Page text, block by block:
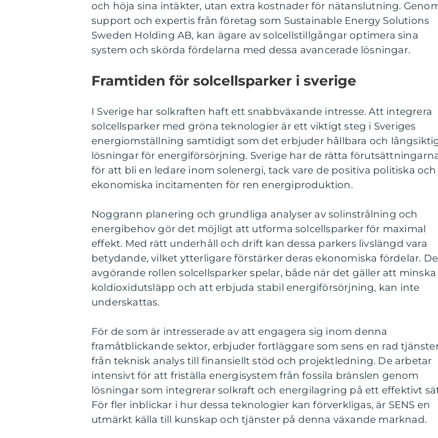
och höja sina intäkter, utan extra kostnader för nätanslutning.
support och expertis från företag som Sustainable Energy Solutions
Sweden Holding AB, kan ägare av solcellstillgångar optimera sina
system och skörda fördelarna med dessa avancerade lösningar.
Framtiden för solcellsparker i sverige
I Sverige har solkraften haft ett snabbväxande intresse. Att integrera
solcellsparker med gröna teknologier är ett viktigt steg i Sveriges
energiomställning samtidigt som det erbjuder hållbara och
lösningar för energiförsörjning. Sverige har de rätta
för att bli en ledare inom solenergi, tack vare de positiva politiska och
ekonomiska incitamenten för ren energiproduktion.
Noggrann planering och grundliga analyser av solinstrålning och
energibehov gör det möjligt att utforma solcellsparker för maximal
effekt. Med rätt underhåll och drift kan dessa parkers livslängd vara
betydande, vilket ytterligare förstärker deras ekonomiska fördelar.
avgörande rollen solcellsparker spelar, både när det gäller att minska
koldioxidutsläpp och att erbjuda stabil energiförsörjning, kan inte
underskattas.
För de som är intresserade av att engagera sig inom denna
framåtblickande sektor, erbjuder fortläggare som sens en rad
från teknisk analys till finansiellt stöd och projektledning. De arbetar
intensivt för att friställa energisystem från fossila bränslen genom
lösningar som integrerar solkraft och energilagring på ett effektivt
För fler inblickar i hur dessa teknologier kan förverkligas, är SENS en
utmärkt källa till kunskap och tjänster på denna växande marknad.